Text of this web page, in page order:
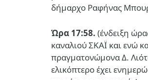
δήμαρχο Ραφήνας
Ώρα 17:58. (ένδειξη
καναλιού ΣΚΑΪ και ενώ
πραγματονώμονα Δ.
ελικόπτερο έχει